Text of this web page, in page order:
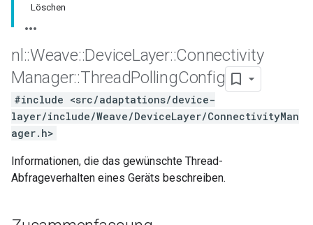
Löschen
nl ::Weave::DeviceLayer::Connectivity
Manager::ThreadPollingConfig
#include <src/adaptations/device-
layer/include/Weave/DeviceLayer/ConnectivityMan
ager.h>
Informationen, die das gewünschte Thread-
Abfrageverhalten eines Geräts beschreiben.